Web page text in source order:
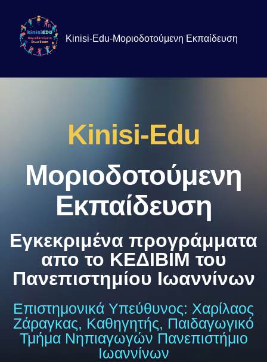
Kinisi-Edu-Μοριοδοτούμενη Εκπαίδευση
Kinisi-Edu
Μοριοδοτούμενη
Εκπαίδευση
Εγκεκριμένα προγράμματα
απο το ΚΕΔΙΒΙΜ του
Πανεπιστημίου Ιωαννίνων
Επιστημονικά Υπεύθυνος: Χαρίλαος
Ζάραγκας, Καθηγητής, Παιδαγωγικό
Τμήμα Νηπιαγωγών Πανεπιστήμιο
Ιωαννίνων